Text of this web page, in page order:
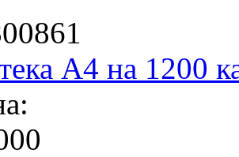
А4 на 1200